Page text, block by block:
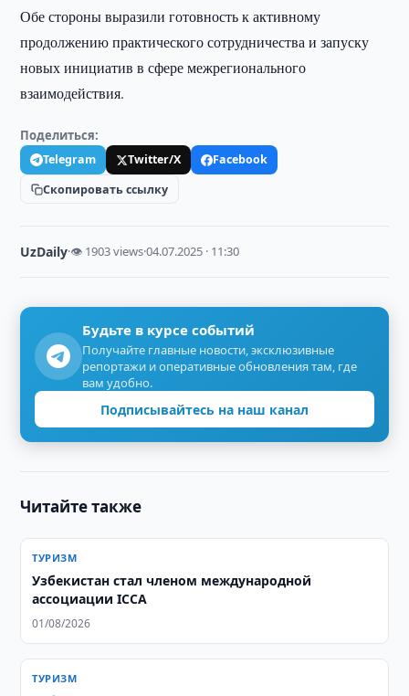
Обе стороны выразили готовность к активному
продолжению практического сотрудничества и запуску
новых инициатив в сфере межрегионального
взаимодействия.
Поделиться:
Telegram Twitter/X
Facebook
Скопировать ссылку
UzDaily·👁 1903 views·04.07.2025 · 11:30
Будьте в курсе событий
Получайте главные новости, эксклюзивные
репортажи и оперативные обновления там, где
вам удобно.
Подписывайтесь на наш канал
Читайте также
ТУРИЗМ
Узбекистан стал членом международной
ассоциации ICCA
01/08/2026
ТУРИЗМ